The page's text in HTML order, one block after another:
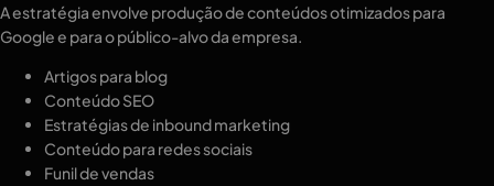
A estratégia envolve produção de conteúdos otimizados para
Google e para o público-alvo da empresa.
Artigos para blog
Conteúdo SEO
Estratégias de inbound marketing
Conteúdo para redes sociais
Funil de vendas